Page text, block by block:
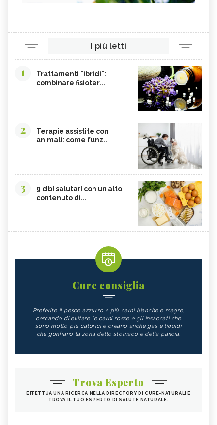
I più letti
1
Trattamenti "ibridi":
combinare fisioter...
2
Terapie assistite con
animali: come funz...
3
9 cibi salutari con un alto
contenuto di...
Cure consiglia
Preferite il pesce azzurro e più carni bianche e magre,
cercando di evitare le carni rosse e gli insaccati che
sono molto più calorici e creano anche gas e liquidi
che gonfiano la zona dello stomaco e della pancia.
Trova Esperto
EFFETTUA UNA RICERCA NELLA DIRECTORY DI CURE-NATURALI E
TROVA IL TUO ESPERTO DI SALUTE NATURALE.